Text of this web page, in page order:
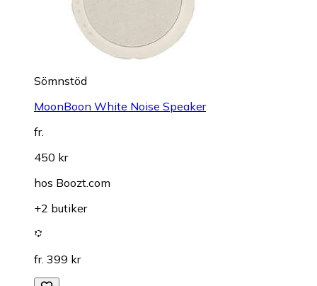
Sömnstöd
MoonBoon White Noise Speaker
fr.
450 kr
hos Boozt.com
+2 butiker
fr. 399 kr